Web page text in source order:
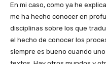
En mi caso, como ya he
me ha hecho conocer en
disciplinas sobre los que
el hecho de conocer los
siempre es bueno cuando